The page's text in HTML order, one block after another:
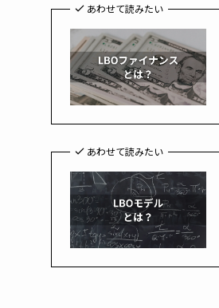
あわせて読みたい
あわせて読みたい